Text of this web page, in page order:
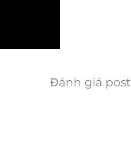
Đánh giá post